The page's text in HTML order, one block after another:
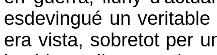
esdevingué un
era vista, sobretot per